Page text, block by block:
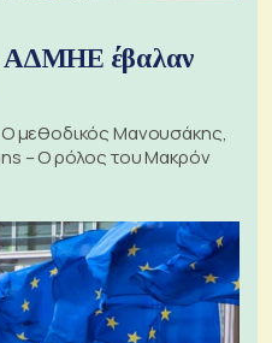
ΑΔΜΗΕ έβαλαν
Ο μεθοδικός Μανουσάκης,
– Ο ρόλος του Μακρόν